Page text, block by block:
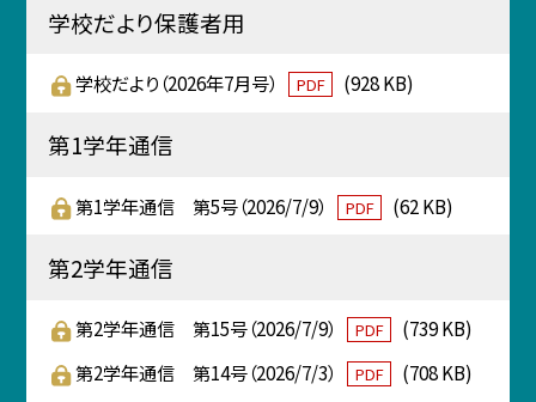
学校だより保護者用
学校だより（2026年7月号） PDF (928 KB)
第1学年通信
第1学年通信 第5号（2026/7/9） PDF (62 KB)
第2学年通信
第2学年通信 第15号（2026/7/9） PDF
(739 KB)
第2学年通信 第14号（2026/7/3）
PDF
(708 KB)